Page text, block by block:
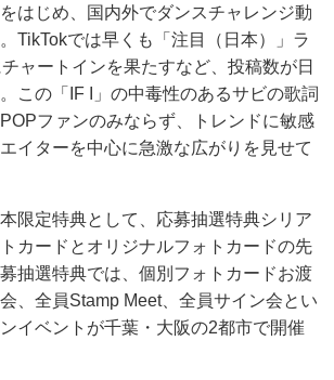
はじめ、国内外でダンスチャレンジ動
TikTokでは早くも「注目（日本）」ラ
ャートインを果たすなど、投稿数が日
この「IF I」の中毒性のあるサビの歌詞
ファンのみならず、トレンドに敏感
イターを中心に急激な広がりを見せて
限定特典として、応募抽選特典シリア
カードとオリジナルフォトカードの先
抽選特典では、個別フォトカードお渡
、全員Stamp Meet、全員サイン会とい
イベントが千葉・大阪の2都市で開催